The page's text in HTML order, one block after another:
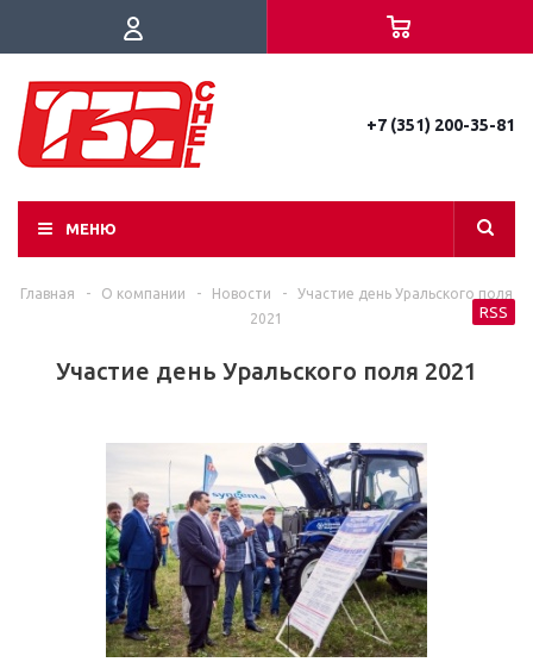
+7 (351) 200-35-81
МЕНЮ
Главная - О компании - Новости -
Участие день Уральского поля
2021
Участие день Уральского поля 2021
RSS